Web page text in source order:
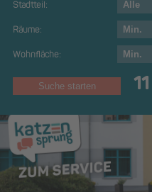
Stadtteil:
Räume:
Wohnfläche:
11